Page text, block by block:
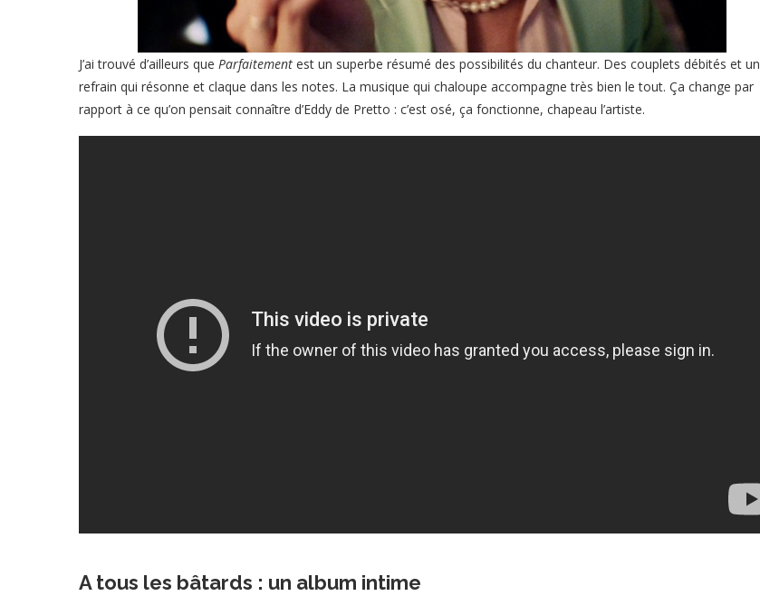
J’ai trouvé d’ailleurs que Parfaitement est un superbe résumé des possibilités du chanteur. Des couplets débités et un
refrain qui résonne et claque dans les notes. La musique qui chaloupe accompagne très bien le tout. Ça change par
rapport à ce qu’on pensait connaître d’Eddy de Pretto : c’est osé, ça fonctionne, chapeau l’artiste.
A tous les bâtards : un album intime